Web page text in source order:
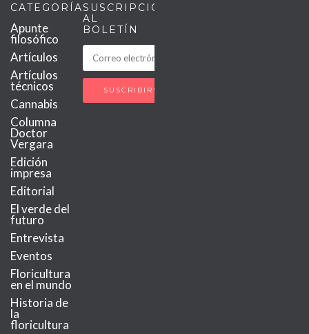
CATEGORÍAS
Apunte
filosófico
Artículos
Artículos
técnicos
Cannabis
Columna
Doctor
Vergara
Edición
impresa
Editorial
El verde del
futuro
Entrevista
Eventos
Floricultura
en el mundo
Historia de
la
floricultura
SUSCRIPCIÓN
AL
BOLETÍN